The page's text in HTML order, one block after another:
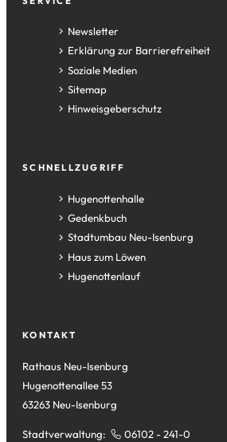
Newsletter
Erklärung zur Barrierefreiheit
Soziale Medien
Sitemap
Hinweisgeberschutz
SCHNELLZUGRIFF
Hugenottenhalle
(Öffnet
in
einem
neuen
Tab)
Gedenkbuch
(Öffnet
in
einem
neuen
Stadtumbau Neu-Isenburg
(Öffnet
in
einem
Haus zum Löwen
(Öffnet
in
Tab)
Hugenottenlauf
(Öffnet
neuen
KONTAKT
Rathaus Neu-Isenburg
Hugenottenallee 53
63263 Neu-Isenburg
Stadtverwaltung:
06102 - 241-0